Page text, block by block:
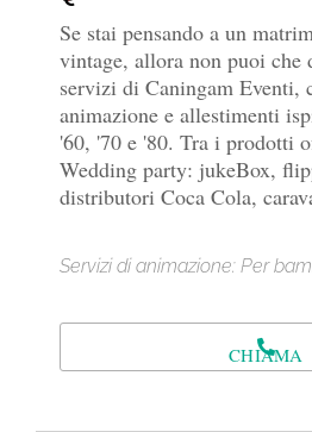
Se stai pensando a un
vintage, allora non puoi che
servizi di Caningam Eventi,
animazione e allestimenti
'60, '70 e '80. Tra i prodotti
Wedding party: jukeBox,
distributori Coca Cola,
Servizi di animazione: Per
CHIAMA